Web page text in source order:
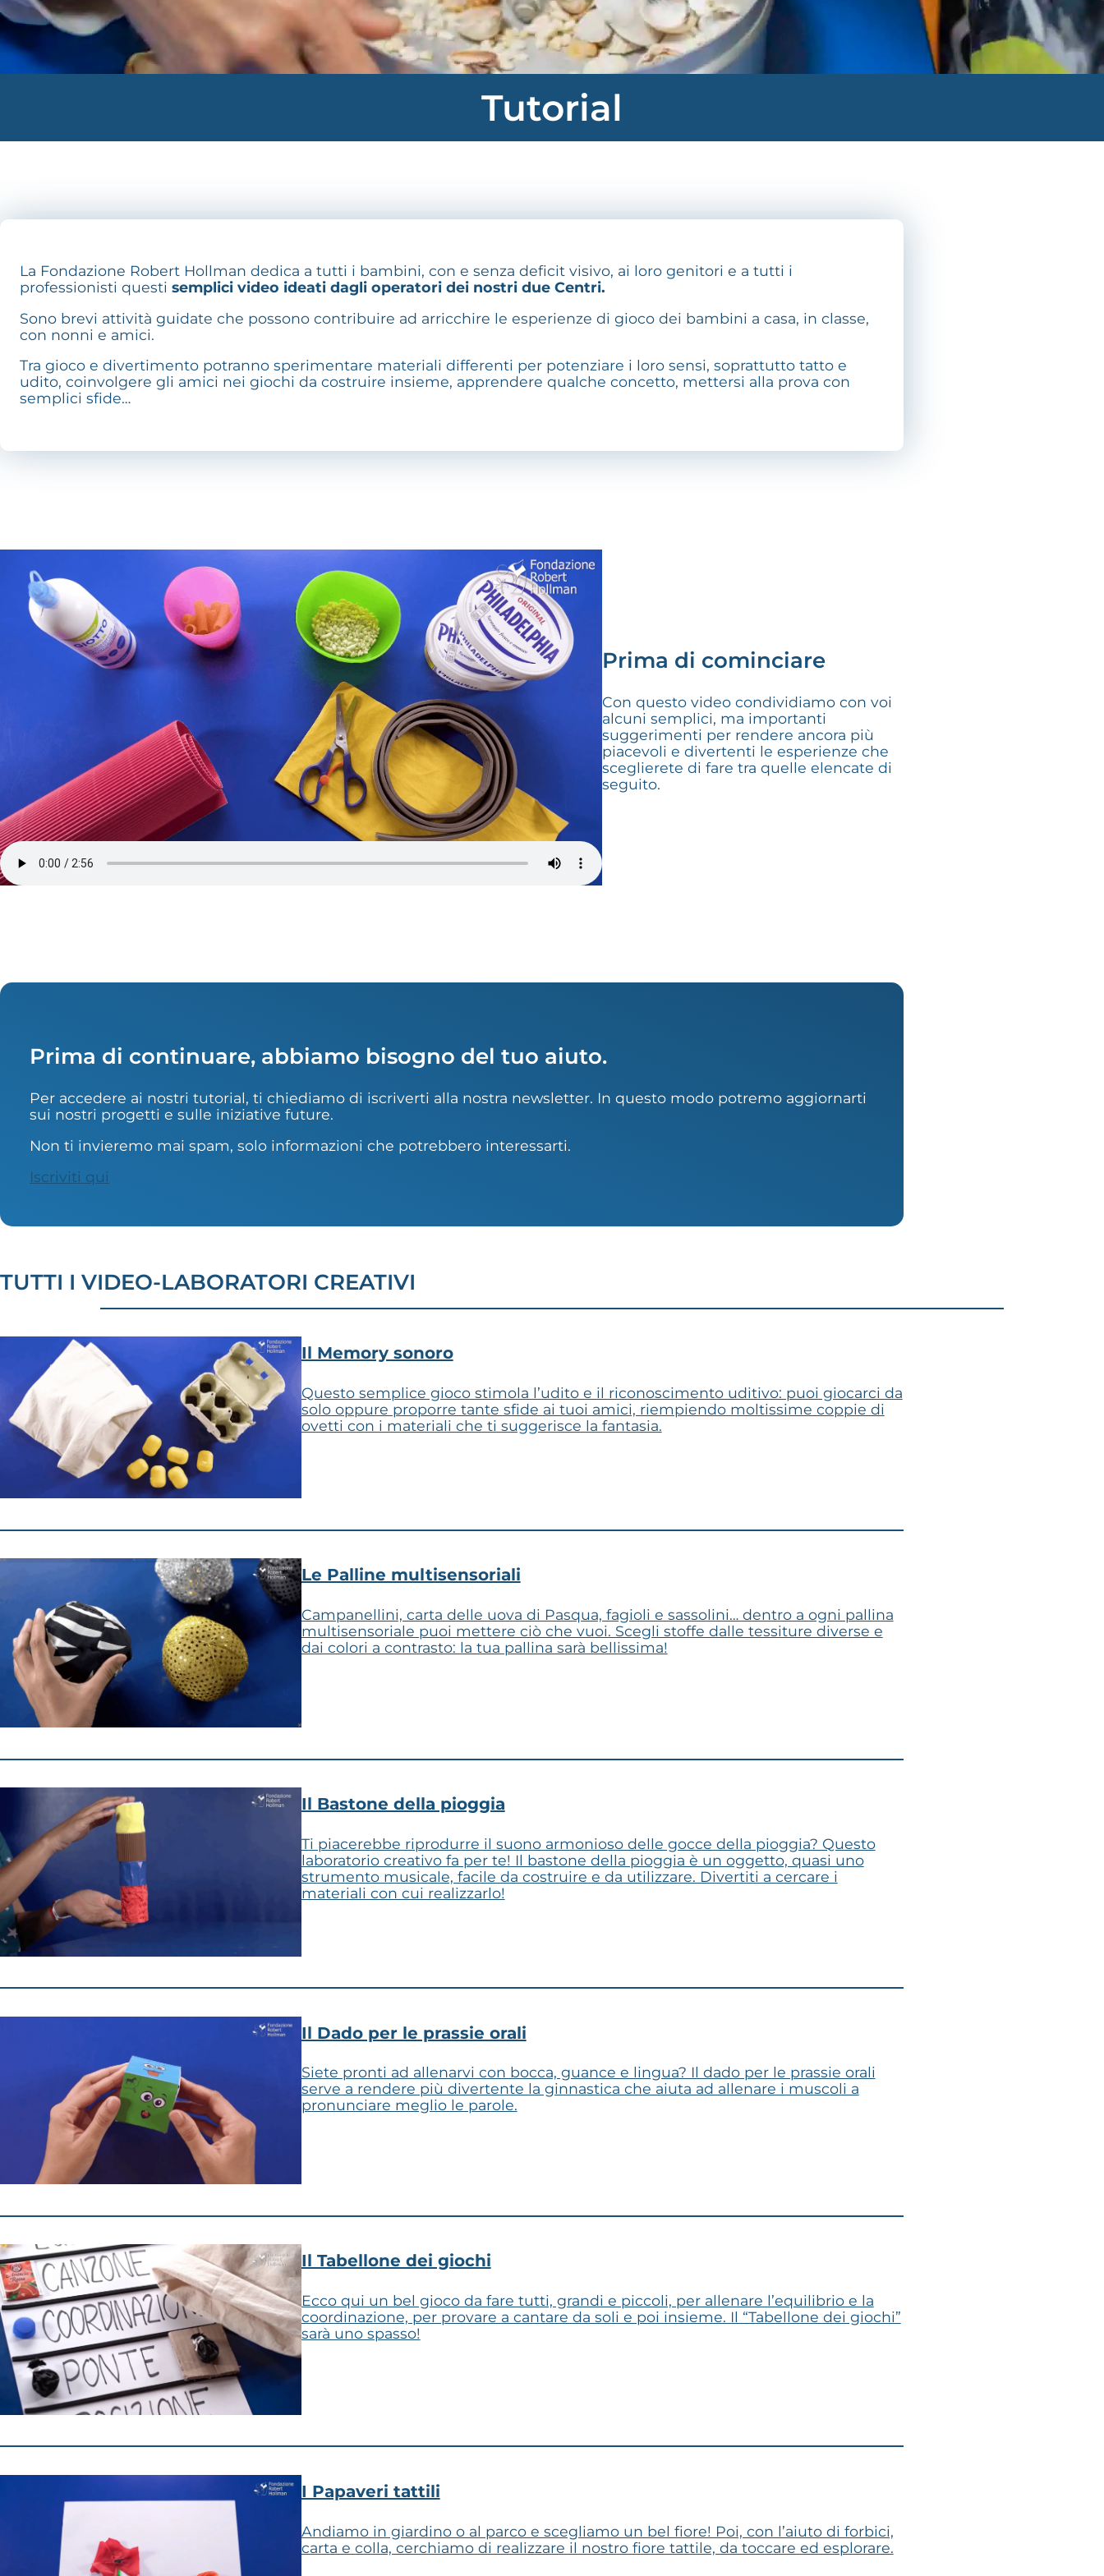
Tutorial
La Fondazione Robert Hollman dedica a tutti i bambini, con e senza deficit visivo, ai loro genitori e a tutti i
professionisti questi semplici video ideati dagli operatori dei nostri due Centri.
Sono brevi attività guidate che possono contribuire ad arricchire le esperienze di gioco dei bambini a casa, in classe,
con nonni e amici.
Tra gioco e divertimento potranno sperimentare materiali differenti per potenziare i loro sensi, soprattutto tatto e
udito, coinvolgere gli amici nei giochi da costruire insieme, apprendere qualche concetto, mettersi alla prova con
semplici sfide…
Prima di cominciare
Con questo video condividiamo con voi
alcuni semplici, ma importanti
suggerimenti per rendere ancora più
piacevoli e divertenti le esperienze che
sceglierete di fare tra quelle elencate di
seguito.
Prima di continuare, abbiamo bisogno del tuo aiuto.
Per accedere ai nostri tutorial, ti chiediamo di iscriverti alla nostra newsletter. In questo modo potremo aggiornarti
sui nostri progetti e sulle iniziative future.
Non ti invieremo mai spam, solo informazioni che potrebbero interessarti.
Iscriviti qui
TUTTI I VIDEO-LABORATORI CREATIVI
Il Memory sonoro
Questo semplice gioco stimola l’udito e il riconoscimento uditivo: puoi giocarci da
solo oppure proporre tante sfide ai tuoi amici, riempiendo moltissime coppie di
ovetti con i materiali che ti suggerisce la fantasia.
Le Palline multisensoriali
Campanellini, carta delle uova di Pasqua, fagioli e sassolini… dentro a ogni pallina
multisensoriale puoi mettere ciò che vuoi. Scegli stoffe dalle tessiture diverse e
dai colori a contrasto: la tua pallina sarà bellissima!
Il Bastone della pioggia
Ti piacerebbe riprodurre il suono armonioso delle gocce della pioggia? Questo
laboratorio creativo fa per te! Il bastone della pioggia è un oggetto, quasi uno
strumento musicale, facile da costruire e da utilizzare. Divertiti a cercare i
materiali con cui realizzarlo!
Il Dado per le prassie orali
Siete pronti ad allenarvi con bocca, guance e lingua? Il dado per le prassie orali
serve a rendere più divertente la ginnastica che aiuta ad allenare i muscoli a
pronunciare meglio le parole.
Il Tabellone dei giochi
Ecco qui un bel gioco da fare tutti, grandi e piccoli, per allenare l’equilibrio e la
coordinazione, per provare a cantare da soli e poi insieme. Il “Tabellone dei giochi”
sarà uno spasso!
I Papaveri tattili
Andiamo in giardino o al parco e scegliamo un bel fiore! Poi, con l’aiuto di forbici,
carta e colla, cerchiamo di realizzare il nostro fiore tattile, da toccare ed esplorare.